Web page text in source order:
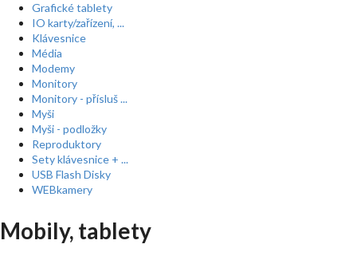
Grafické tablety
IO karty/zařízení, ...
Klávesnice
Média
Modemy
Monitory
Monitory - přísluš ...
Myši
Myši - podložky
Reproduktory
Sety klávesnice + ...
USB Flash Disky
WEBkamery
Mobily, tablety